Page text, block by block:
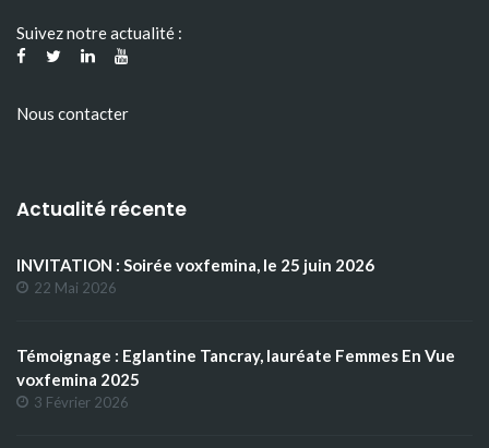
Suivez notre actualité :
Nous contacter
Actualité récente
INVITATION : Soirée voxfemina, le 25 juin 2026
22 Mai 2026
Témoignage : Eglantine Tancray, lauréate Femmes En Vue
voxfemina 2025
3 Février 2026